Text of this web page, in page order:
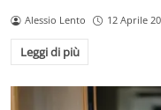
Alessio Lento 12 Aprile
Leggi di più